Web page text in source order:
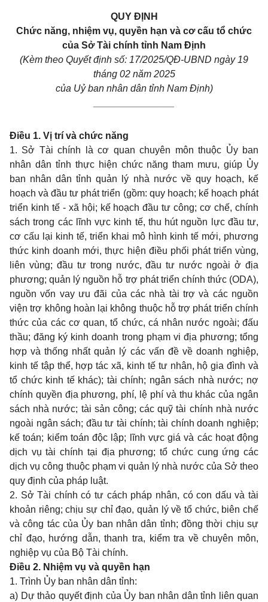
QUY ĐỊNH
Chức năng, nhiệm vụ, quyền hạn và cơ cấu tổ chức
của Sở Tài chính tỉnh Nam Định
(Kèm theo Quyết định số: 17/2025/QĐ-UBND ngày 19
tháng 02 năm 2025
của Uỷ ban nhân dân tỉnh Nam Định)
Điều 1. Vị trí và chức năng
1. Sở Tài chính là cơ quan chuyên môn thuộc Ủy ban
nhân dân tỉnh thực hiện chức năng tham mưu, giúp Ủy
ban nhân dân tỉnh quản lý nhà nước về quy hoạch, kế
hoạch và đầu tư phát triển (gồm: quy hoạch; kế hoạch phát
triển kinh tế - xã hội; kế hoạch đầu tư công; cơ chế, chính
sách trong các lĩnh vực kinh tế, thu hút nguồn lực đầu tư,
cơ cấu lại kinh tế, triển khai mô hình kinh tế mới, phương
thức kinh doanh mới, thực hiện điều phối phát triển vùng,
liên vùng; đầu tư trong nước, đầu tư nước ngoài ở địa
phương; quản lý nguồn hỗ trợ phát triển chính thức (ODA),
nguồn vốn vay ưu đãi của các nhà tài trợ và các nguồn
viện trợ không hoàn lại không thuộc hỗ trợ phát triển chính
thức của các cơ quan, tổ chức, cá nhân nước ngoài; đấu
thầu; đăng ký kinh doanh trong phạm vi địa phương; tổng
hợp và thống nhất quản lý các vấn đề về doanh nghiệp,
kinh tế tập thể, hợp tác xã, kinh tế tư nhân, hộ gia đình và
tổ chức kinh tế khác); tài chính; ngân sách nhà nước; nợ
chính quyền địa phương, phí, lệ phí và thu khác của ngân
sách nhà nước; tài sản công; các quỹ tài chính nhà nước
ngoài ngân sách; đầu tư tài chính; tài chính doanh nghiệp;
kế toán; kiểm toán độc lập; lĩnh vực giá và các hoạt động
dịch vụ tài chính tại địa phương; tổ chức cung ứng các
dịch vụ công thuộc phạm vi quản lý nhà nước của Sở theo
quy định của pháp luật.
2. Sở Tài chính có tư cách pháp nhân, có con dấu và tài
khoản riêng; chịu sự chỉ đạo, quản lý về tổ chức, biên chế
và công tác của Ủy ban nhân dân tỉnh; đồng thời chịu sự
chỉ đạo, hướng dẫn, thanh tra, kiểm tra về chuyên môn,
nghiệp vụ của Bộ Tài chính.
Điều 2. Nhiệm vụ và quyền hạn
1. Trình Ủy ban nhân dân tỉnh:
a) Dự thảo quyết định của Ủy ban nhân dân tỉnh liên quan